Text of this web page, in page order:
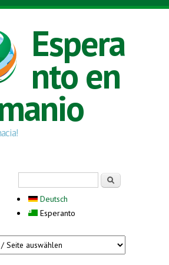
Espera
nto en
Deutsch
Esperanto